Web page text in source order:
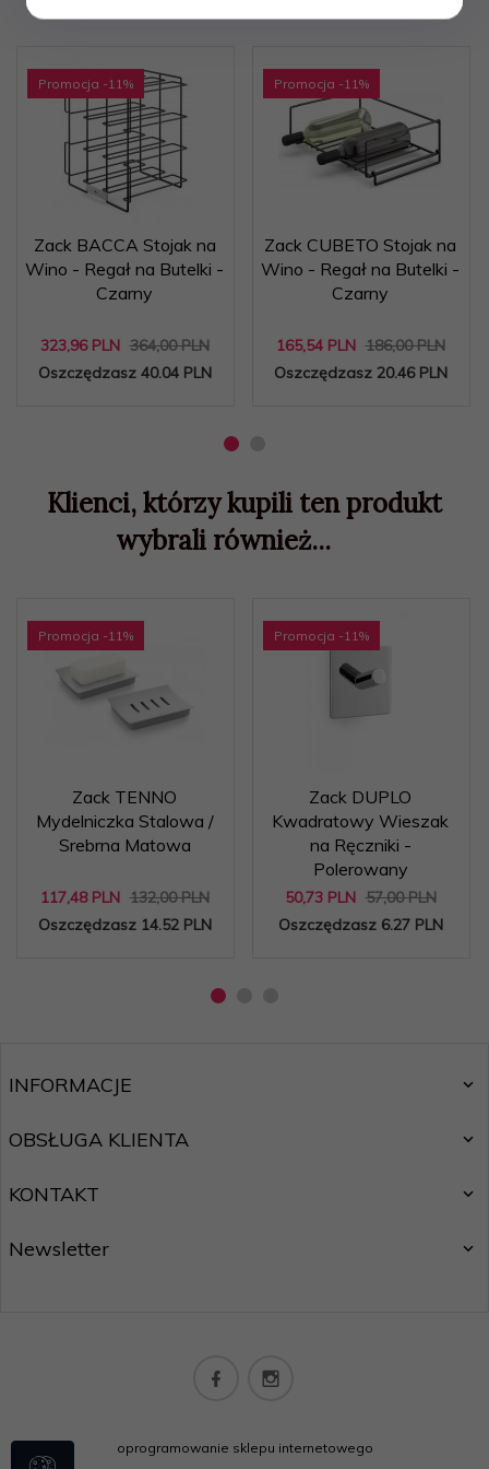
Promocja -11 %
Zack BACCA Stojak na
Wino - Regał na Butelki -
Czarny
323,96 PLN 364,00 PLN
Oszczędzasz 40.04 PLN
Promocja -11 %
Zack CUBETO Stojak na
Wino - Regał na Butelki -
Czarny
165,54 PLN 186,00 PLN
Oszczędzasz 20.46 PLN
Klienci, którzy kupili ten produkt
wybrali również...
Promocja -11 %
Zack TENNO
Mydelniczka Stalowa /
Srebrna Matowa
117,48 PLN 132,00 PLN
Oszczędzasz 14.52 PLN
Promocja -11 %
Zack DUPLO
Kwadratowy Wieszak
na Ręczniki -
Polerowany
50,73 PLN 57,00 PLN
Oszczędzasz 6.27 PLN
INFORMACJE
OBSŁUGA KLIENTA
KONTAKT
Newsletter
oprogramowanie sklepu internetowego